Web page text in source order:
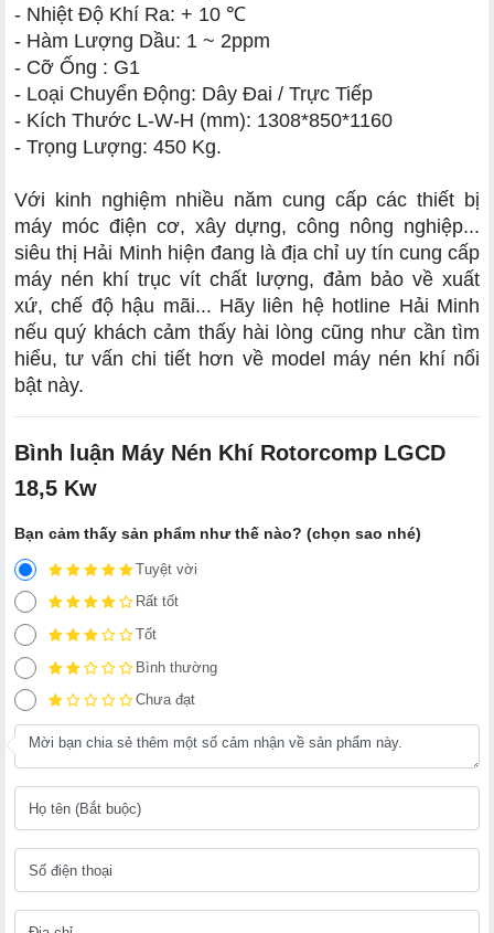
- Nhiệt Độ Khí Ra: + 10 ℃
- Hàm Lượng Dầu: 1 ~ 2ppm
- Cỡ Ống : G1
- Loại Chuyển Động: Dây Đai / Trực Tiếp
- Kích Thước L-W-H (mm): 1308*850*1160
- Trọng Lượng: 450 Kg.
Với kinh nghiệm nhiều năm cung cấp các thiết bị
máy móc điện cơ, xây dựng, công nông nghiệp...
siêu thị Hải Minh hiện đang là địa chỉ uy tín cung cấp
máy nén khí trục vít chất lượng, đảm bảo về xuất
xứ, chế độ hậu mãi... Hãy liên hệ hotline Hải Minh
nếu quý khách cảm thấy hài lòng cũng như cần tìm
hiểu, tư vấn chi tiết hơn về model máy nén khí nổi
bật này.
Bình luận Máy Nén Khí Rotorcomp LGCD
18,5 Kw
Bạn cảm thấy sản phẩm như thế nào? (chọn sao nhé)
Tuyệt vời
Rất tốt
Tốt
Bình thường
Chưa đạt